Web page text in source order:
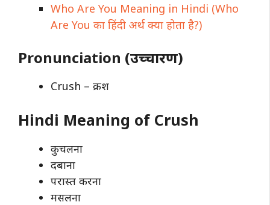
Who Are You Meaning in Hindi (Who
Are You का हिंदी अर्थ क्या होता है?)
Pronunciation (उच्चारण)
Crush – क्रश
Hindi Meaning of Crush
कुचलना
दबाना
परास्त करना
मसलना